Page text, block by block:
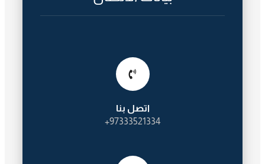
اتصل بنا
97333521334+